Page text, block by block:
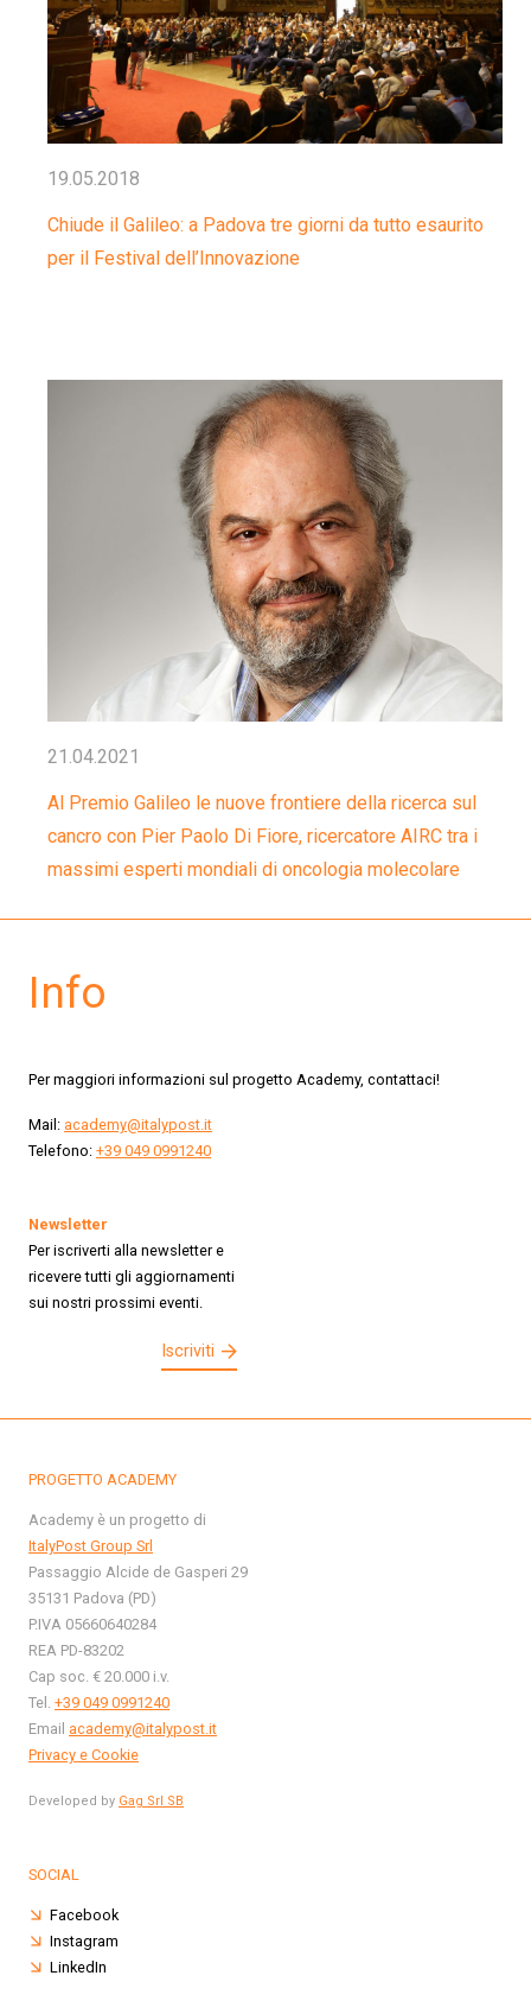
19.05.2018
Chiude il Galileo: a Padova tre giorni da tutto esaurito
per il Festival dell’Innovazione
21.04.2021
Al Premio Galileo le nuove frontiere della ricerca sul
cancro con Pier Paolo Di Fiore, ricercatore AIRC tra i
massimi esperti mondiali di oncologia molecolare
Info
Per maggiori informazioni sul progetto Academy, contattaci!
Mail: academy@italypost.it
Telefono: +39 049 0991240
Newsletter
Per iscriverti alla newsletter e
ricevere tutti gli aggiornamenti
sui nostri prossimi eventi.
Iscriviti
PROGETTO ACADEMY
Academy è un progetto di
ItalyPost Group Srl
Passaggio Alcide de Gasperi 29
35131 Padova (PD)
P.IVA 05660640284
REA PD-83202
Cap soc. € 20.000 i.v.
Tel. +39 049 0991240
Email academy@italypost.it
Privacy e Cookie
Developed by Gag Srl SB
SOCIAL
Facebook
Instagram
LinkedIn